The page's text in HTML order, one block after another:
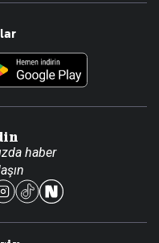
haber